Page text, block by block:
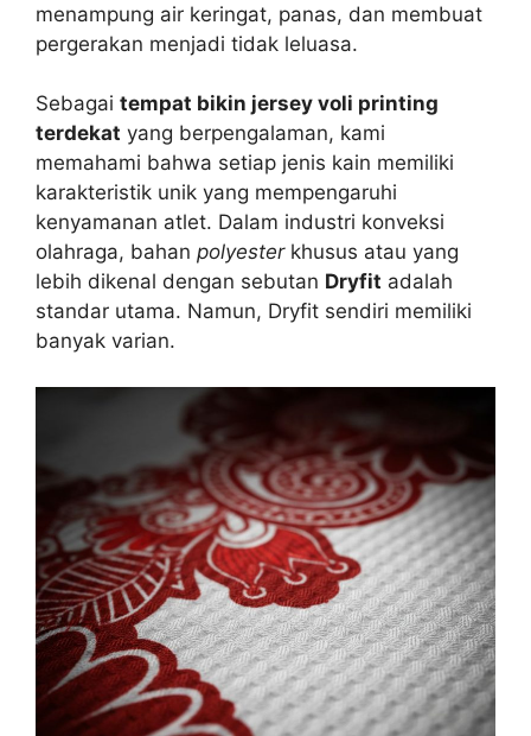
menampung air keringat, panas, dan membuat
pergerakan menjadi tidak leluasa.
Sebagai tempat bikin jersey voli printing
terdekat yang berpengalaman, kami
memahami bahwa setiap jenis kain memiliki
karakteristik unik yang mempengaruhi
kenyamanan atlet. Dalam industri konveksi
olahraga, bahan polyesterkhusus atau yang
lebih dikenal dengan sebutan Dryfit adalah
standar utama. Namun, Dryfit sendiri memiliki
banyak varian.